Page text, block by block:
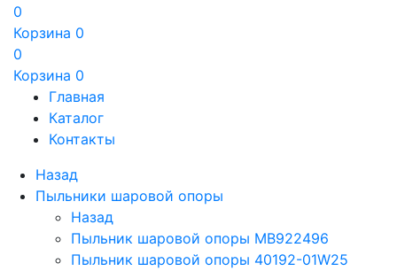
0
Корзина 0
0
Корзина 0
Главная
Каталог
Контакты
Назад
Пыльники шаровой опоры
Назад
Пыльник шаровой опоры MB922496
Пыльник шаровой опоры 40192-01W25